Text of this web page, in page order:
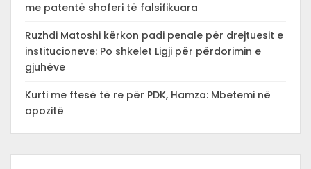
me patentë shoferi të falsifikuara
Ruzhdi Matoshi kërkon padi penale për drejtuesit e
institucioneve: Po shkelet Ligji për përdorimin e
gjuhëve
Kurti me ftesë të re për PDK, Hamza: Mbetemi në
opozitë